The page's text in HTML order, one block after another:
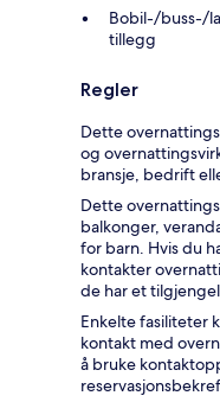
Bobil-/buss-/
tillegg
Regler
Dette
og
bransje, bedrift
Dette
balkonger,
for barn. Hvis du
kontakter
de har et
Enkelte fasiliteter
kontakt med
å bruke